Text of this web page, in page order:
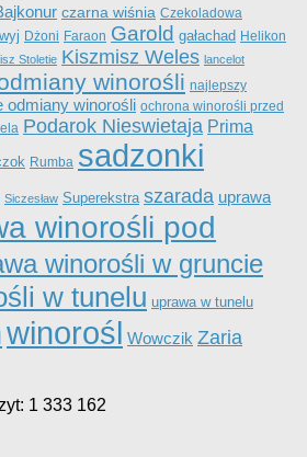
czarna wiśnia Czekoladowa
Dżoni Faraon Garold gałachad Helikon
Stoletie Kiszmisz Weles lancelot
winorośli najlepszy
odmiany winorośli ochrona winorośli przed
Podarok Nieswietaja Prima
Rumba sadzonki
Siczesław Superekstra szarada uprawa
winorośli pod
winorośli w gruncie
w tunelu uprawa w tunelu
winorośl Wowczik Zaria
1 333 162